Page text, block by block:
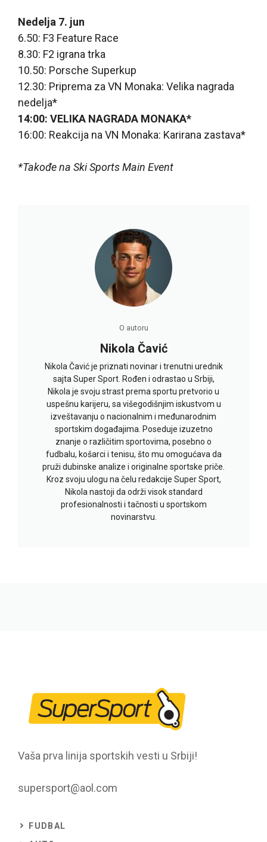
Nedelja 7. jun
6.50: F3 Feature Race
8.30: F2 igrana trka
10.50: Porsche Superkup
12.30: Priprema za VN Monaka: Velika nagrada
nedelja*
14:00: VELIKA NAGRADA MONAKA*
16:00: Reakcija na VN Monaka: Karirana zastava*
*Takođe na Ski Sports Main Event
O autoru
Nikola Čavić
Nikola Čavić je priznati novinar i trenutni urednik
sajta Super Sport. Rođen i odrastao u Srbiji,
Nikola je svoju strast prema sportu pretvorio u
uspešnu karijeru, sa višegodišnjim iskustvom u
izveštavanju o nacionalnim i međunarodnim
sportskim događajima. Poseduje izuzetno
znanje o različitim sportovima, posebno o
fudbalu, košarci i tenisu, što mu omogućava da
pruži dubinske analize i originalne sportske priče.
Kroz svoju ulogu na čelu redakcije Super Sport,
Nikola nastoji da održi visok standard
profesionalnosti i tačnosti u sportskom
novinarstvu.
Vaša prva linija sportskih vesti u Srbiji!
supersport@aol.com
FUDBAL